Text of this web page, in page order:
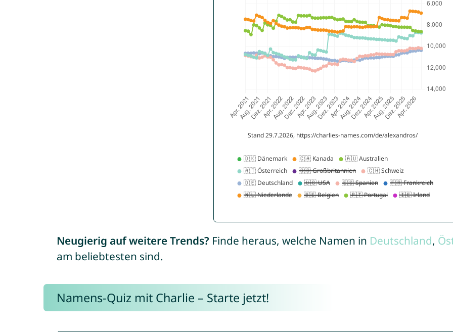
Neugierig auf weitere Trends? Finde heraus, welche Namen in Deutschland,
am beliebtesten sind.
Namens-Quiz mit Charlie – Starte jetzt!